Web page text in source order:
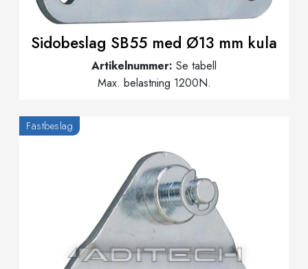
Sidobeslag SB55 med Ø13 mm kula
Artikelnummer: Se tabell
Max. belastning 1200N.
Fästbeslag